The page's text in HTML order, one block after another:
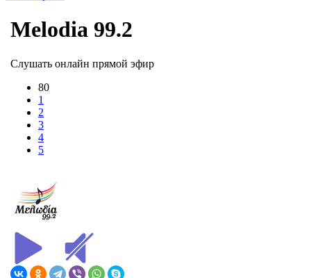
Melodia 99.2
Слушать онлайн прямой эфир
80
1
2
3
4
5